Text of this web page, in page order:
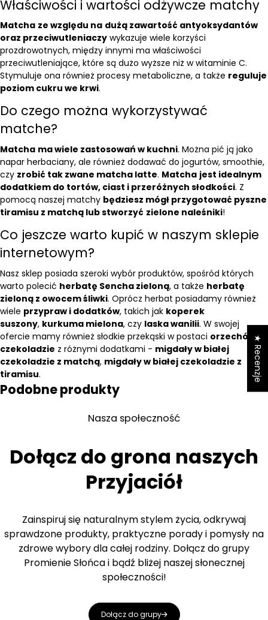
Właściwości i wartości odżywcze matchy
Matcha ze względu na dużą zawartość antyoksydantów
oraz przeciwutleniaczy wykazuje wiele korzyści
prozdrowotnych, między innymi ma właściwości
przeciwutleniające, które są dużo wyższe niż w witaminie C.
Stymuluje ona również procesy metaboliczne, a także reguluje
poziom cukru we krwi.
Do czego można wykorzystywać
matche?
Matcha ma wiele zastosowań w kuchni. Można pić ją jako
napar herbaciany, ale również dodawać do jogurtów, smoothie,
czy zrobić tak zwane matcha latte. Matcha jest idealnym
dodatkiem do tortów, ciast i przeróżnych słodkości. Z
pomocą naszej matchy będziesz mógł przygotować pyszne
tiramisu z matchą lub stworzyć zielone naleśniki!
Co jeszcze warto kupić w naszym sklepie
internetowym?
Nasz sklep posiada szeroki wybór produktów, spośród których
warto polecić herbatę Sencha zieloną, a także herbatę
zieloną z owocem śliwki. Oprócz herbat posiadamy również
wiele przypraw i dodatków, takich jak koperek
suszony, kurkuma mielona, czy laska wanilii. W swojej
ofercie mamy również słodkie przekąski w postaci orzechów w
czekoladzie z różnymi dodatkami - migdały w białej
czekoladzie z matchą, migdały w białej czekoladzie z
tiramisu.
Podobne produkty
Nasza społeczność
Dołącz do grona naszych
Przyjaciół
Zainspiruj się naturalnym stylem życia, odkrywaj
sprawdzone produkty, praktyczne porady i pomysły na
zdrowe wybory dla całej rodziny. Dołącz do grupy
Promienie Słońca i bądź bliżej naszej słonecznej
społeczności!
Dołącz do grupy
★ Recenzje